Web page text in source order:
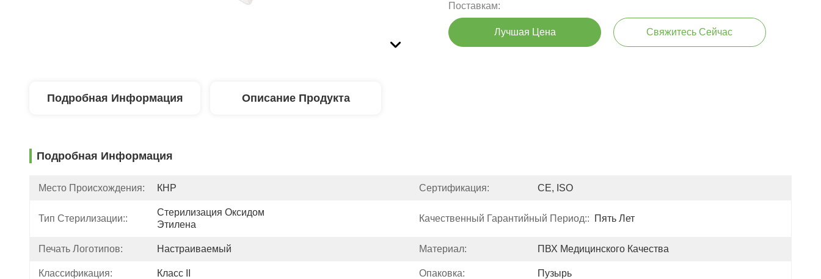
Поставкам:
Лучшая Цена Свяжитесь Сейчас
Подробная Информация Описание Продукта
Подробная Информация
Место Происхождения: КНР Сертификация: CE, ISO
Тип Стерилизации::
Стерилизация Оксидом
Этилена
Качественный Гарантийный Период:: Пять Лет
Печать Логотипов: Настраиваемый Материал: ПВХ Медицинского Качества
Классификация: Класс II Опаковка: Пузырь